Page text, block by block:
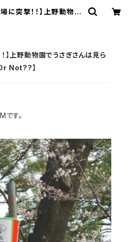
に突撃！！】上野動物園
】上野動物園でうさぎさんは見ら
Not??】
です。